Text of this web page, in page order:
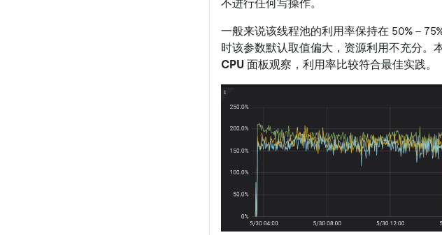
不进行任何写操作。
一般来说该线程池的利用率保持在 50% -
时该参数默认取值偏大，资源利用不充分。
CPU 面板观察，利用率比较符合最佳实践。